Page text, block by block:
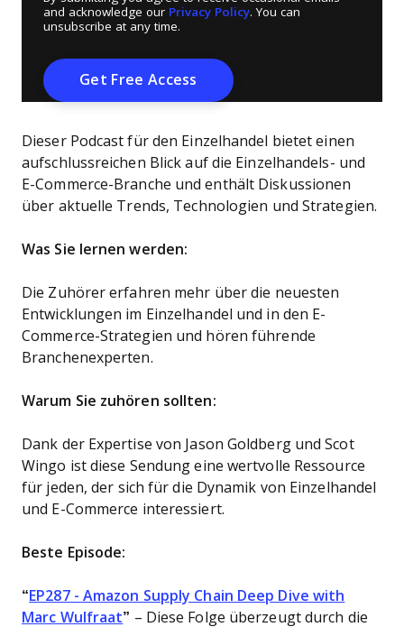
and acknowledge our Privacy Policy. You can
unsubscribe at any time.
Dieser Podcast für den Einzelhandel bietet einen
aufschlussreichen Blick auf die Einzelhandels- und
E-Commerce-Branche und enthält Diskussionen
über aktuelle Trends, Technologien und Strategien.
Was Sie lernen werden:
Die Zuhörer erfahren mehr über die neuesten
Entwicklungen im Einzelhandel und in den E-
Commerce-Strategien und hören führende
Branchenexperten.
Warum Sie zuhören sollten:
Dank der Expertise von Jason Goldberg und Scot
Wingo ist diese Sendung eine wertvolle Ressource
für jeden, der sich für die Dynamik von Einzelhandel
und E-Commerce interessiert.
Beste Episode:
“ EP287 - Amazon Supply Chain Deep Dive with
Marc Wulfraat” – Diese Folge überzeugt durch die